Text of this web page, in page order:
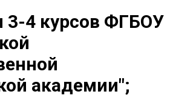
3-4 курсов ФГБОУ
академии";